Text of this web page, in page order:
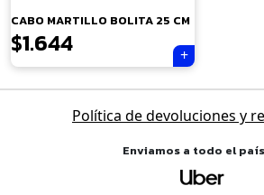
CABO MARTILLO BOLITA 25 CM
$1.644
Política de devoluciones y
Enviamos a todo el país
Tu carrito está
automáticamente.